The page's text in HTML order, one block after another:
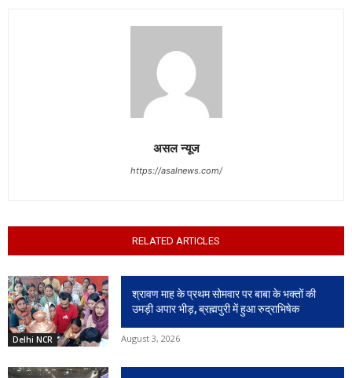
असल न्यूज
https://asalnews.com/
RELATED ARTICLES
Delhi NCR
श्रावण माह के प्रथम सोमवार पर बाबा के भक्तों की
उमड़ी अपार भीड़, ब्रह्मपुरी में हुआ रुद्राभिषेक
August 3, 2026